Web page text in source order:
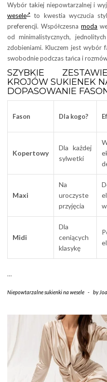
Wybór takiej niepowtarzalnej i
wesele
to kwestia wyczucia
preferencji. Współczesnamoda
od minimalistycznych,
zdobieniami. Kluczem jest wybór
swobodnie podczas tańca i
SZYBKIE
KROJÓW SUKIENEK
DOPASOWANIE
Fason Dla kogo?
Kopertowy
Dla każdej
sylwetki
Maxi
Na
uroczyste
przyjęcia
Midi
Dla
ceniących
klasykę
…
Niepowtarzalne sukienki na wesele - by